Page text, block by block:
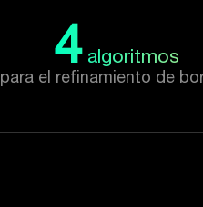
4 algoritmos
para el refinamiento de